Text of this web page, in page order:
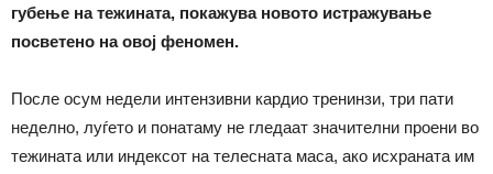
губење на тежината, покажува новото истражување
посветено на овој феномен.
После осум недели интензивни кардио тренинзи, три пати
неделно, луѓето и понатаму не гледаат значителни проени во
тежината или индексот на телесната маса, ако исхраната им